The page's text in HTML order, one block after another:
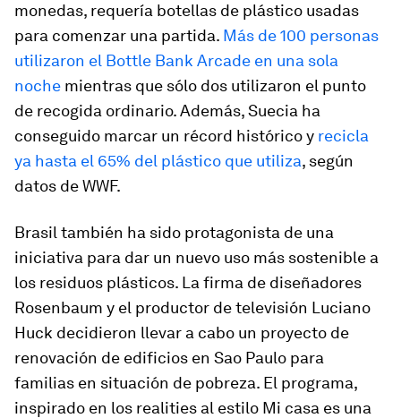
monedas, requería botellas de plástico usadas
para comenzar una partida. Más de 100 personas
utilizaron el Bottle Bank Arcade en una sola
noche mientras que sólo dos utilizaron el punto
de recogida ordinario. Además, Suecia ha
conseguido marcar un récord histórico y recicla
ya hasta el 65% del plástico que utiliza, según
datos de WWF.
Brasil también ha sido protagonista de una
iniciativa para dar un nuevo uso más sostenible a
los residuos plásticos. La firma de diseñadores
Rosenbaum y el productor de televisión Luciano
Huck decidieron llevar a cabo un proyecto de
renovación de edificios en Sao Paulo para
familias en situación de pobreza. El programa,
inspirado en los realities al estilo Mi casa es una